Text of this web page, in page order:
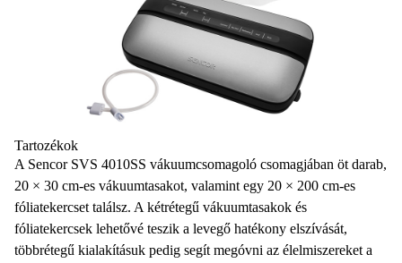
Tartozékok
A Sencor SVS 4010SS vákuumcsomagoló csomagjában öt darab,
20 × 30 cm-es vákuumtasakot, valamint egy 20 × 200 cm-es
fóliatekercset találsz. A kétrétegű vákuumtasakok és
fóliatekercsek lehetővé teszik a levegő hatékony elszívását,
többrétegű kialakításuk pedig segít megóvni az élelmiszereket a